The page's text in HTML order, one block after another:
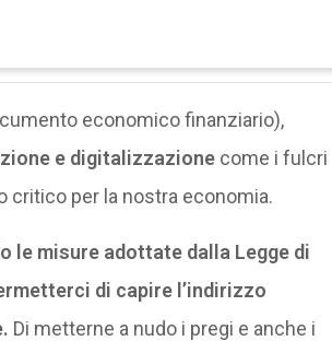
economico finanziario),
e digitalizzazionecome i fulcri
critico per la nostra economia.
le misure adottate dalla Legge di
di capire l’indirizzo
Di metterne a nudo i pregi e anche i